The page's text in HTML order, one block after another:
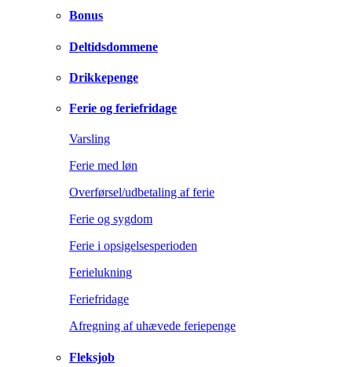
Bonus
Deltidsdommene
Drikkepenge
Ferie og feriefridage
Varsling
Ferie med løn
Overførsel/udbetaling af ferie
Ferie og sygdom
Ferie i opsigelsesperioden
Ferielukning
Feriefridage
Afregning af uhævede feriepenge
Fleksjob